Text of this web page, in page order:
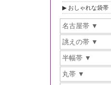
おしゃれな袋帯
名古屋帯
誂えの帯
半幅帯
丸帯